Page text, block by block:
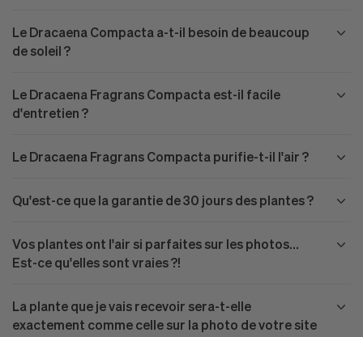
Le Dracaena Compacta a-t-il besoin de beaucoup
de soleil ?
Le Dracaena Fragrans Compacta est-il facile
d'entretien ?
Le Dracaena Fragrans Compacta purifie-t-il l'air ?
Qu'est-ce que la garantie de 30 jours des plantes ?
Vos plantes ont l'air si parfaites sur les photos...
Est-ce qu'elles sont vraies ?!
La plante que je vais recevoir sera-t-elle
exactement comme celle sur la photo de votre site